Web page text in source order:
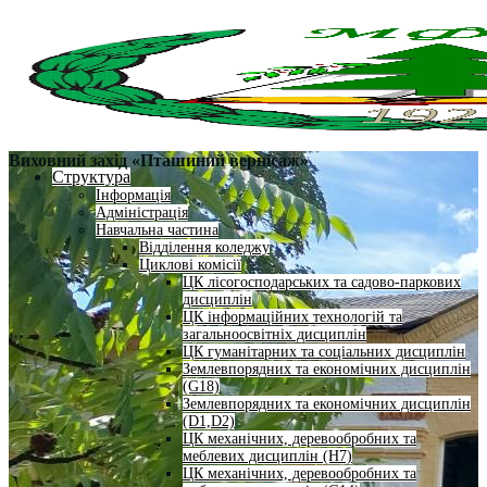
Структура
Інформація
Адміністрація
Навчальна частина
Відділення коледжу
Циклові комісії
ЦК лісогосподарських та садово-паркових
дисциплін
ЦК інформаційних технологій та
загальноосвітніх дисциплін
ЦК гуманітарних та соціальних дисциплін
Землевпорядних та економічних дисциплін
(G18)
Землевпорядних та економічних дисциплін
(D1,D2)
ЦК механічних, деревообробних та
меблевих дисциплін (H7)
ЦК механічних, деревообробних та
Виховний захід «Пташиний вернісаж»